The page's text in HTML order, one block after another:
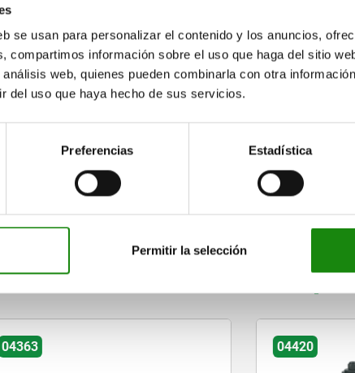
se usan para personalizar el contenido y los anuncios,
compartimos información sobre el uso que haga del sitio
web, quienes pueden combinarla con otra
del uso que haya hecho de sus servicios.
Preferencias Estadística
Permitir la selección
veces al día a intervalos regulares.
15-17 días
17+ días
B B1 D D1 H1 L L1
28 32,8 30
clientes también